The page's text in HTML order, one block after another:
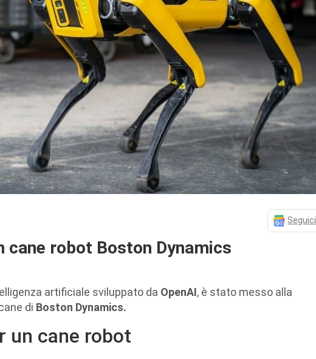
Seguici
cane robot Boston Dynamics
artificiale sviluppato da OpenAI, è stato messo alla
di Boston Dynamics.
un cane robot